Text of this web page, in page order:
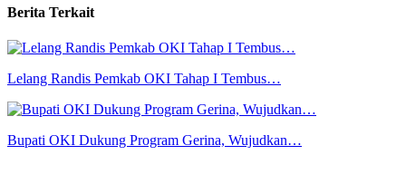
Berita Terkait
Lelang Randis Pemkab OKI Tahap I Tembus…
Bupati OKI Dukung Program Gerina, Wujudkan…